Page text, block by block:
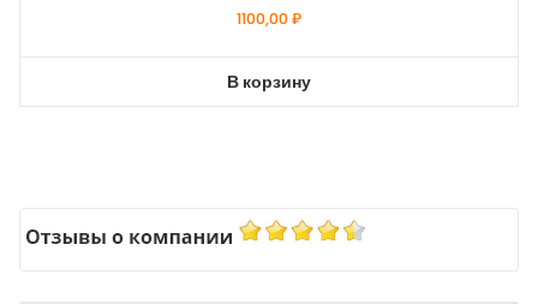
1100,00₽
В корзину